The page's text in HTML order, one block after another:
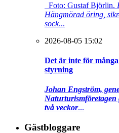
Foto: Gustaf Björlin.
Hängmörad öring,
sock...
2026-08-05 15:02
Det är inte för
styrning
Johan Engström,
två veckor...
Gästbloggare